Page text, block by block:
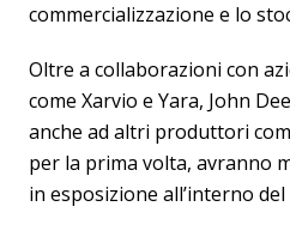
commercializzazione e lo
Oltre a collaborazioni con
come Xarvio e Yara, John
anche ad altri produttori
per la prima volta, avranno
in esposizione all’interno